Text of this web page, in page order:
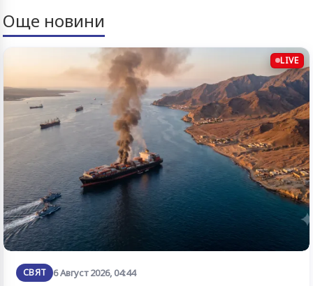
Още новини
LIVE
СВЯТ 6 Август 2026, 04:44